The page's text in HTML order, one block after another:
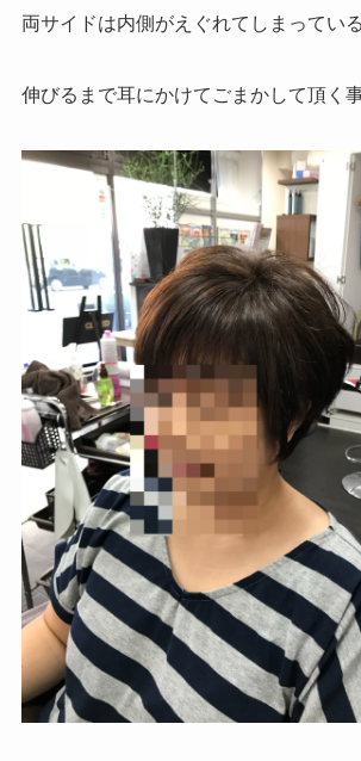
両サイドは内側がえぐれてしまっている
伸びるまで耳にかけてごまかして頂く